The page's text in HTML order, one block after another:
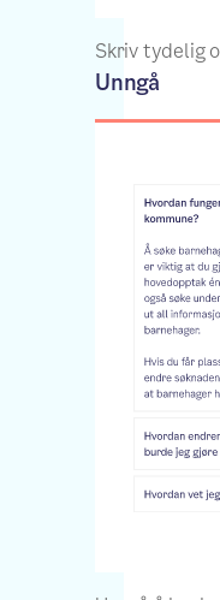
Skriv tydelig
Unngå